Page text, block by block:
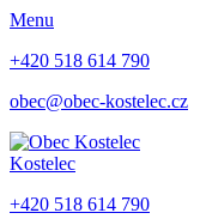
Menu
+420 518 614 790
obec@obec-kostelec.cz
Kostelec
+420 518 614 790